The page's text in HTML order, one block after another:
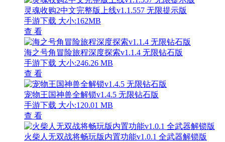
灵魂收购2中文完整版上线v1.1.557 无限提示版
手游下载 大小:162MB
查 看
海之号角冒险旅程深度探索v1.1.4 无限钻石版
手游下载 大小:246.26 MB
查 看
宠物王国神兽全解锁v1.4.5 无限钻石版
手游下载 大小:120.01 MB
查 看
火柴人无双战将畅玩版内置功能v1.0.1 全武器解锁版